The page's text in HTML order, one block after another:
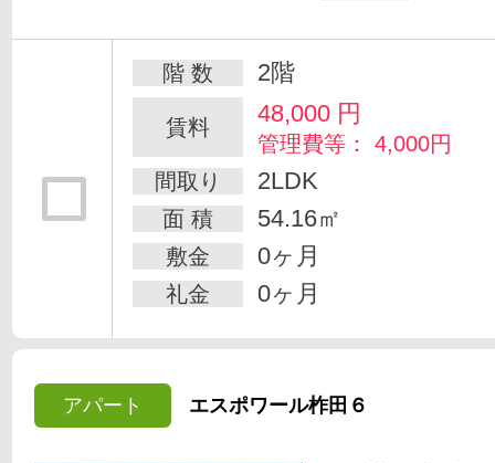
階 数 2階
賃料 48,000 円
管理費等： 4,000円
間取り
2LDK
面 積 54.16㎡
敷金 0ヶ月
礼金 0ヶ月
アパート エスポワール柞田６